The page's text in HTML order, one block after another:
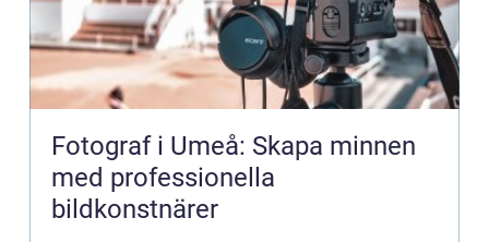
Fotograf i Umeå: Skapa minnen
med professionella
bildkonstnärer